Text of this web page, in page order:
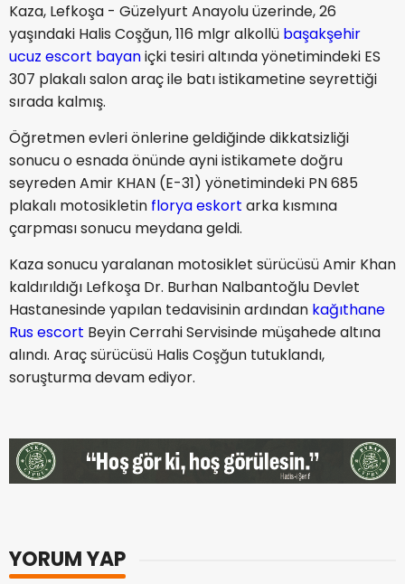
Kaza, Lefkoşa - Güzelyurt Anayolu üzerinde, 26
yaşındaki Halis Coşğun, 116 mlgr alkollü başakşehir
ucuz escort bayaniçki tesiri altında yönetimindeki ES
307 plakalı salon araç ile batı istikametine seyrettiği
sırada kalmış.
Öğretmen evleri önlerine geldiğinde dikkatsizliği
sonucu o esnada önünde ayni istikamete doğru
seyreden Amir KHAN (E-31) yönetimindeki PN 685
plakalı motosikletin florya eskort arka kısmına
çarpması sonucu meydana geldi.
Kaza sonucu yaralanan motosiklet sürücüsü Amir Khan
kaldırıldığı Lefkoşa Dr. Burhan Nalbantoğlu Devlet
Hastanesinde yapılan tedavisinin ardından kağıthane
Rus escort Beyin Cerrahi Servisinde müşahede altına
alındı. Araç sürücüsü Halis Coşğun tutuklandı,
soruşturma devam ediyor.
YORUM YAP